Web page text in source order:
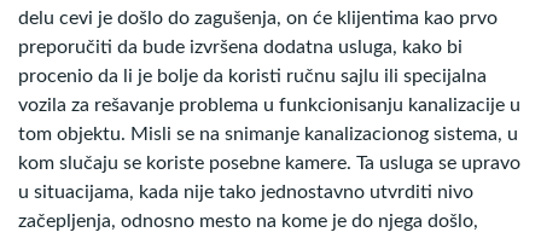
delu cevi je došlo do zagušenja, on će klijentima kao prvo
preporučiti da bude izvršena dodatna usluga, kako bi
procenio da li je bolje da koristi ručnu sajlu ili specijalna
vozila za rešavanje problema u funkcionisanju kanalizacije u
tom objektu. Misli se na snimanje kanalizacionog sistema, u
kom slučaju se koriste posebne kamere. Ta usluga se upravo
u situacijama, kada nije tako jednostavno utvrditi nivo
začepljenja, odnosno mesto na kome je do njega došlo,